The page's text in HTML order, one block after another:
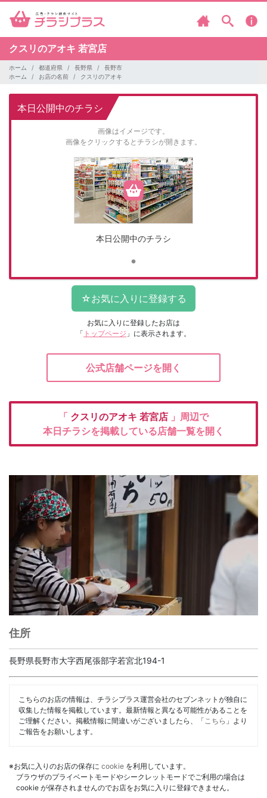
クスリのアオキ 若宮店
ホーム 都道府県 長野県
長野市
ホーム
お店の名前 クスリのアオキ
本日公開中のチラシ
画像はイメージです。
画像をクリックするとチラシが開きます。
本日公開中のチラシ
お気に入りに登録したお店は
「 トップページ 」に表示されます。
公式店舗ページを開く
「 クスリのアオキ 若宮店 」周辺で
本日チラシを掲載している店舗一覧を開く
住所
長野県長野市大字西尾張部字若宮北194-1
こちらのお店の情報は、チラシプラス運営会社のセブンネットが独自に
収集した情報を掲載しています。最新情報と異なる可能性があることを
ご理解ください。掲載情報に間違いがございましたら、「 こちら 」より
ご報告をお願いします。
※お気に入りのお店の保存に cookie を利用しています。
ブラウザのプライベートモードやシークレットモードでご利用の場合は
cookie が保存されませんのでお店をお気に入りに登録できません。